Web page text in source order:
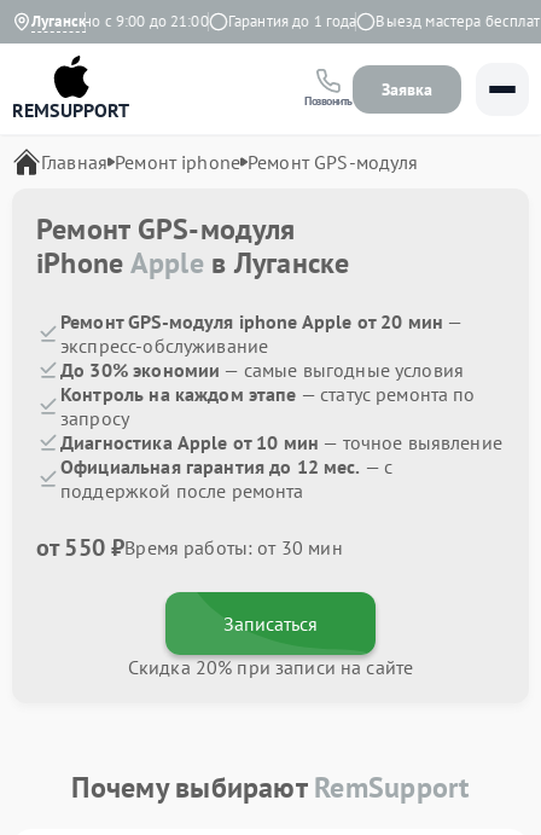
Луганск
Ежедневно с 9:00 до 21:00 Гарантия до 1 года Выезд мастера бесплатно
REMSUPPORT Позвонить
Заявка
Главная Ремонт iphone Ремонт GPS-модуля
Ремонт GPS-модуля
iPhoneAppleв Луганске
Ремонт GPS-модуля iphone Apple от 20 мин —
экспресс-обслуживание
До 30% экономии — самые выгодные условия
Контроль на каждом этапе — статус ремонта по
запросу
Диагностика Apple от 10 мин — точное выявление
Официальная гарантия до 12 мес. — с
поддержкой после ремонта
от 550 ₽Время работы: от 30 мин
Записаться
Скидка 20% при записи на сайте
Почему выбираютRemSupport